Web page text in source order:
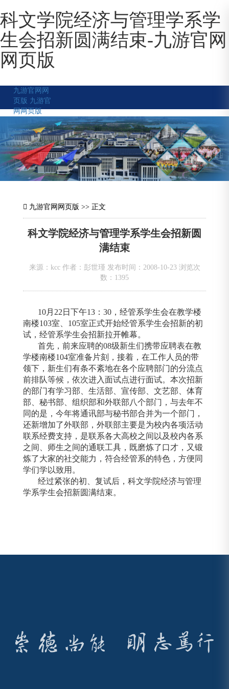
科文学院经济与管理学系学
生会招新圆满结束-九游官网
网页版
九游官网网
页版 九游官
网网页版
九游官网网页版 >> 正文
科文学院经济与管理学系学生会招新圆
满结束
来源：kcc 作者：彭世瑾 发布时间：2008-10-23 浏览次
数： 1395
10月 22 日 下午13 ： 30 ，经管系学生会在教学楼
南楼103室、 105室正式开始经管系学生会招新的初
试，经管系学生会招新拉开帷幕。
首先，前来应聘的08级新生们携带应聘表在教
学楼南楼104室准备片刻，接着，在工作人员的带
领下，新生们有条不紊地在各个应聘部门的分流点
前排队等候，依次进入面试点进行面试。本次招新
的部门有学习部、生活部、宣传部、文艺部、体育
部、秘书部、组织部和外联部八个部门，与去年不
同的是，今年将通讯部与秘书部合并为一个部门，
还新增加了外联部，外联部主要是为校内各项活动
联系经费支持，是联系各大高校之间以及校内各系
之间、师生之间的通联工具，既磨炼了口才，又锻
炼了大家的社交能力，符合经管系的特色，方便同
学们学以致用。
经过紧张的初、复试后，科文学院经济与管理
学系学生会招新圆满结束。